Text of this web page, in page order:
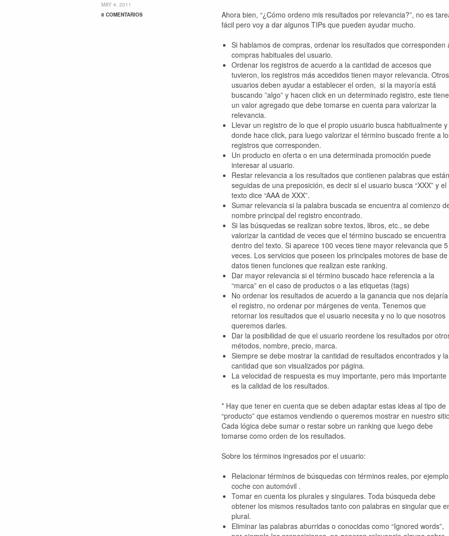
Ahora bien, “¿Cómo ordeno mis resultados por relevancia?”, no es
fácil pero voy a dar algunos TIPs que pueden ayudar mucho.
Si hablamos de compras, ordenar los resultados que corresponden
compras habituales del usuario.
Ordenar los registros de acuerdo a la cantidad de accesos que
tuvieron, los registros más accedidos tienen mayor relevancia. Otros
usuarios deben ayudar a establecer el orden, si la mayoría está
buscando ”algo” y hacen click en un determinado registro, este tiene
un valor agregado que debe tomarse en cuenta para valorizar la
relevancia.
Llevar un registro de lo que el propio usuario busca habitualmente y
donde hace click, para luego valorizar el término buscado frente a
registros que corresponden.
Un producto en oferta o en una determinada promoción puede
interesar al usuario.
Restar relevancia a los resultados que contienen palabras que están
seguidas de una preposición, es decir si el usuario busca “XXX” y el
texto dice “AAA de XXX”.
Sumar relevancia si la palabra buscada se encuentra al comienzo
nombre principal del registro encontrado.
Si las búsquedas se realizan sobre textos, libros, etc., se debe
valorizar la cantidad de veces que el término buscado se encuentra
dentro del texto. Si aparece 100 veces tiene mayor relevancia que 5
veces. Los servicios que poseen los principales motores de base de
datos tienen funciones que realizan este ranking.
Dar mayor relevancia si el término buscado hace referencia a la
“marca” en el caso de productos o a las etiquetas (tags)
No ordenar los resultados de acuerdo a la ganancia que nos dejaría
el registro, no ordenar por márgenes de venta. Tenemos que
retornar los resultados que el usuario necesita y no lo que nosotros
queremos darles.
Dar la posibilidad de que el usuario reordene los resultados por
métodos, nombre, precio, marca.
Siempre se debe mostrar la cantidad de resultados encontrados y la
cantidad que son visualizados por página.
La velocidad de respuesta es muy importante, pero más importante
es la calidad de los resultados.
* Hay que tener en cuenta que se deben adaptar estas ideas al tipo de
“producto” que estamos vendiendo o queremos mostrar en nuestro
Cada lógica debe sumar o restar sobre un ranking que luego debe
tomarse como orden de los resultados.
Sobre los términos ingresados por el usuario:
Relacionar términos de búsquedas con términos reales, por ejemplo
coche con automóvil .
Tomar en cuenta los plurales y singulares. Toda búsqueda debe
obtener los mismos resultados tanto con palabras en singular que
plural.
Eliminar las palabras aburridas o conocidas como “Ignored words”,
MAY 4, 2011
8 COMENTARIOS